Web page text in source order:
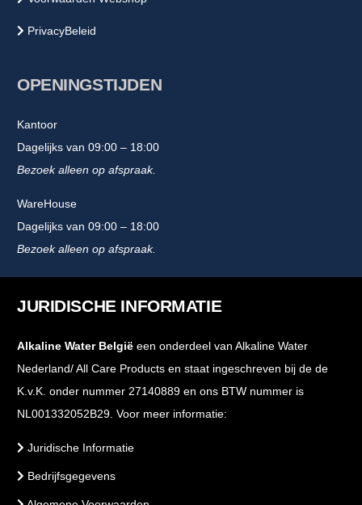
PrivacyBeleid
OPENINGSTIJDEN
Kantoor
Dagelijks van 09:00 – 18:00
Bezoek alleen op afspraak.
WareHouse
Dagelijks van 09:00 – 18:00
Bezoek alleen op afspraak.
JURIDISCHE INFORMATIE
Alkaline Water België een onderdeel van Alkaline Water
Nederland/ All Care Products en staat ingeschreven bij de de
K.v.K. onder nummer 27140889 en ons BTW nummer is
NL001332052B29. Voor meer informatie:
Juridische Informatie
Bedrijfsgegevens